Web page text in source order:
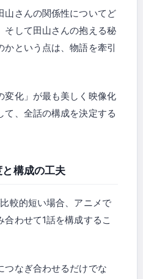
山さんの関係性についてど
そして田山さんの抱える秘
かという点は、物語を牽引
変化」が最も美しく映像化
て、全話の構成を決定する
構成の工夫
較的短い場合、アニメで
わせて1話を構成するこ
つなぎ合わせるだけでな